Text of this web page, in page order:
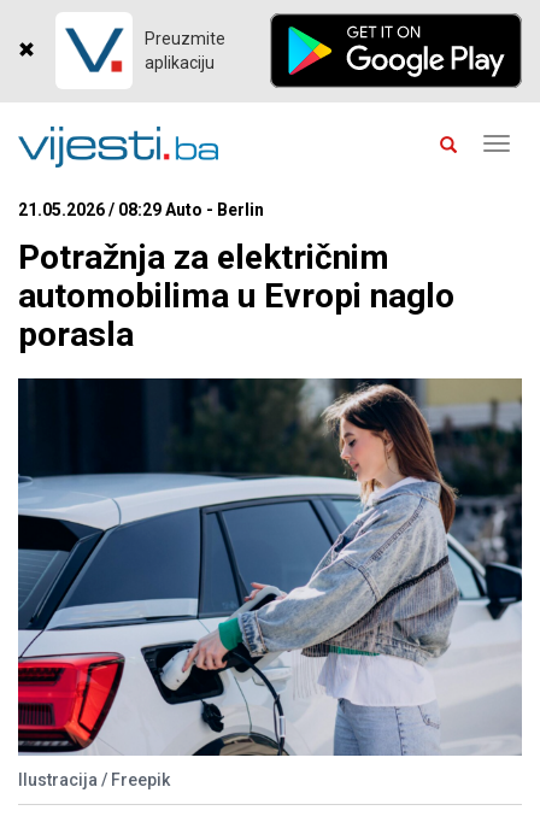
Preuzmite
aplikaciju
21.05.2026 / 08:29 Auto - Berlin
Potražnja za električnim
automobilima u Evropi naglo
porasla
Ilustracija / Freepik